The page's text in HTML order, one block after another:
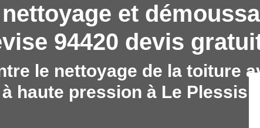
et
94420 devis
le nettoyage de la toiture
haute pression à Le Plessis